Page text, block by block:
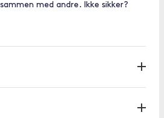
med andre. Ikke sikker?